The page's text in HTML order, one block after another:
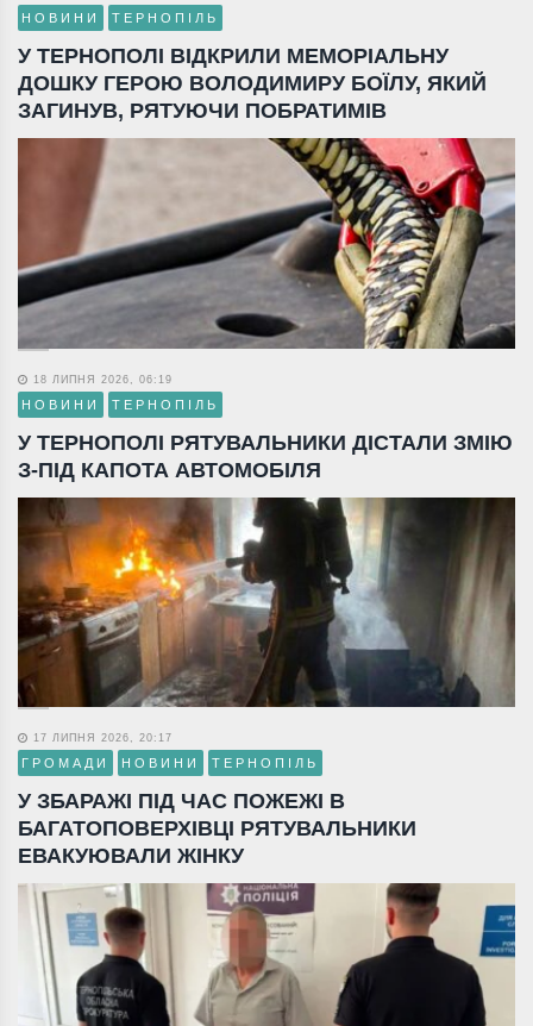
НОВИНИ ТЕРНОПІЛЬ
У ТЕРНОПОЛІ ВІДКРИЛИ МЕМОРІАЛЬНУ
ДОШКУ ГЕРОЮ ВОЛОДИМИРУ БОЇЛУ, ЯКИЙ
ЗАГИНУВ, РЯТУЮЧИ ПОБРАТИМІВ
18 ЛИПНЯ 2026, 06:19
НОВИНИ ТЕРНОПІЛЬ
У ТЕРНОПОЛІ РЯТУВАЛЬНИКИ ДІСТАЛИ ЗМІЮ
З-ПІД КАПОТА АВТОМОБІЛЯ
17 ЛИПНЯ 2026, 20:17
ГРОМАДИ НОВИНИ ТЕРНОПІЛЬ
У ЗБАРАЖІ ПІД ЧАС ПОЖЕЖІ В
БАГАТОПОВЕРХІВЦІ РЯТУВАЛЬНИКИ
ЕВАКУЮВАЛИ ЖІНКУ